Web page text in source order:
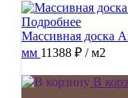
Подробнее
Массивная доска
мм 11388 ₽ / м2
В